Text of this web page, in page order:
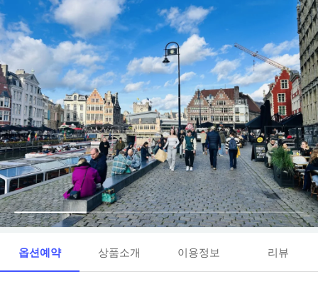
옵션예약 상품소개 이용정보 리뷰